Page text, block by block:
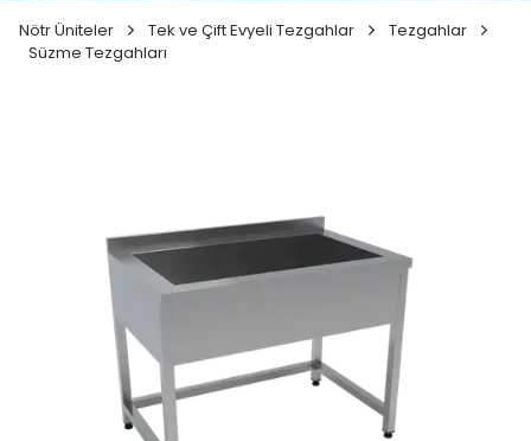
Nötr Üniteler Tek ve Çift Evyeli Tezgahlar
Tezgahlar
Süzme Tezgahları